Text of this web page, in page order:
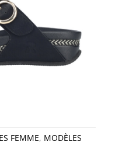
FEMME, MODÈLES